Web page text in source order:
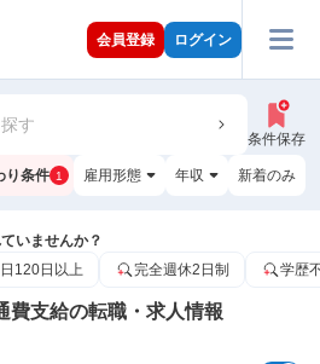
会員登録 ログイン
す
条件保存
り条件 1 雇用形態 年収 新着のみ
いませんか？
120日以上 完全週休2日制 学歴
費支給の転職・求人情報